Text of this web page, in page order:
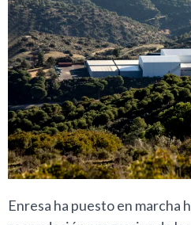
Enresa ha puesto en marcha